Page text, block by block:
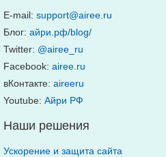
E-mail: support@airee.ru
Блог: айри.рф/blog/
Twitter: @airee_ru
Facebook: airee.ru
вКонтакте: aireeru
Youtube: Айри РФ
Наши решения
Ускорение и защита сайта